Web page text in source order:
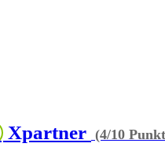
Xpartner (4/10